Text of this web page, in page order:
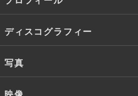
ディスコグラフィー
写真